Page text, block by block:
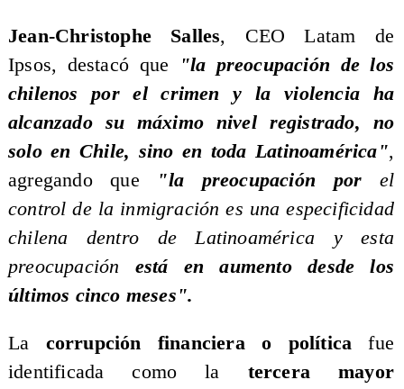
Jean-Christophe Salles, CEO Latam de
Ipsos, destacó que
"la preocupación de los
chilenos por el crimen y la violencia ha
alcanzado su máximo nivel registrado, no
solo en Chile, sino en toda Latinoamérica",
agregando que
"la preocupación por el
control de la inmigración es una especificidad
chilena dentro de Latinoamérica y esta
preocupación está en aumento desde los
últimos cinco meses".
​La corrupción financiera o políticafue
identificada como la tercera mayor